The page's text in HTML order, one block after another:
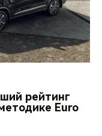
рейтинг
Euro